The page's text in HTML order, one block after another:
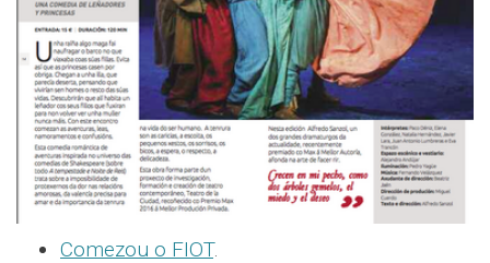
Comezou o FIOT.